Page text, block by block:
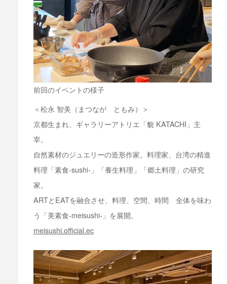
前回のイベントの様子
＜松永 智美（まつなが ともみ）＞
京都生まれ、ギャラリーアトリエ「貌 KATACHI」主
宰。
自然素材のジュエリーの造形作家。料理家、台湾の精進
料理「素食-sushi-」「養生料理」「郷土料理」の研究
家。
ARTとEATを融合させ、料理、空間、時間 全体を味わ
う「美素食-meisushi-」を展開。
meisushi.official.ec